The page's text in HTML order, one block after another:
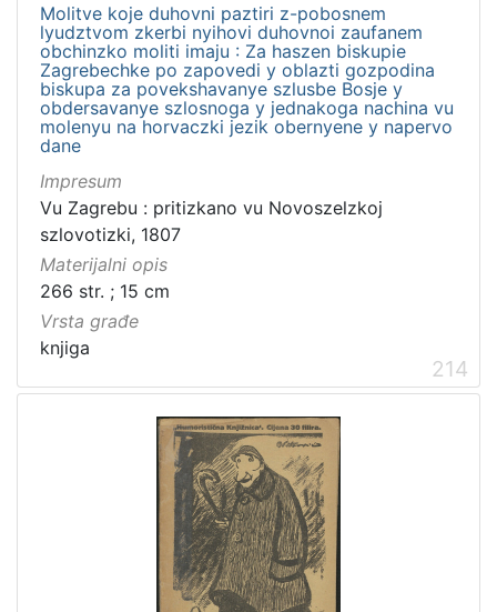
Molitve koje duhovni paztiri z-pobosnem
lyudztvom zkerbi nyihovi duhovnoi zaufanem
obchinzko moliti imaju : Za haszen biskupie
Zagrebechke po zapovedi y oblazti gozpodina
biskupa za povekshavanye szlusbe Bosje y
obdersavanye szlosnoga y jednakoga nachina vu
molenyu na horvaczki jezik obernyene y napervo
dane
Impresum
Vu Zagrebu : pritizkano vu Novoszelzkoj
szlovotizki, 1807
Materijalni opis
266 str. ; 15 cm
Vrsta građe
knjiga
214